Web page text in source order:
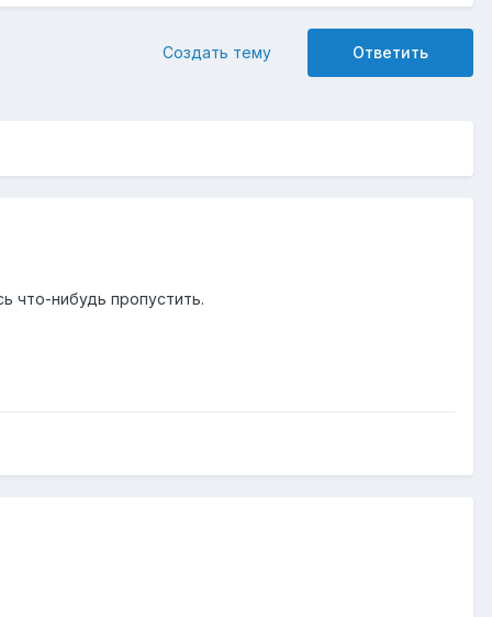
Ответить
Создать тему
что-нибудь пропустить.